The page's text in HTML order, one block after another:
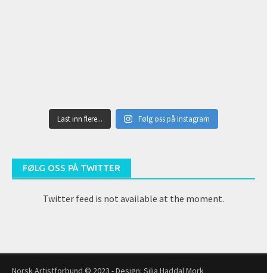
Last inn flere... Følg oss på Instagram
FØLG OSS PÅ TWITTER
Twitter feed is not available at the moment.
Norsk Artistforbund © 2023 - Design: Silja Haddal Mork